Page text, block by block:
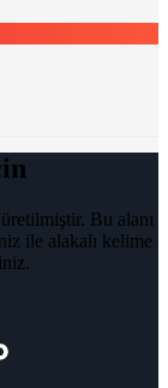
Bu alanı
ile alakalı kelime